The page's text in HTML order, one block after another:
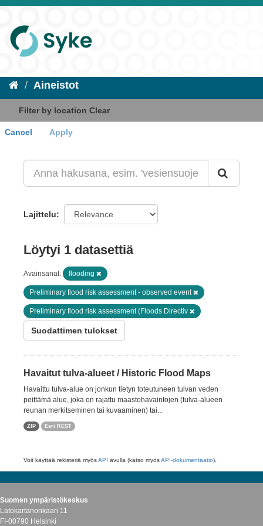
Aineistot
Filter by location Clear
+
Cancel Apply
Lajittelu
Löytyi 1 datasettiä
Avainsanat: flooding
Preliminary flood risk assessment - observed event
Preliminary flood risk assessment (Floods Directiv
Suodattimen tulokset
Havaitut tulva-alueet / Historic Flood Maps
Havaittu tulva-alue on jonkun tietyn toteutuneen tulvan veden
peittämä alue, joka on rajattu maastohavaintojen (tulva-alueen
reunan merkitseminen tai kuvaaminen) tai...
ZIP Esri REST
Voit käyttää rekisteriä myösAPI avulla (katso myösAPI-dokumentaatio).
Suomen ympäristökeskus
Latokartanonkaari 11
FI-00790 Helsinki